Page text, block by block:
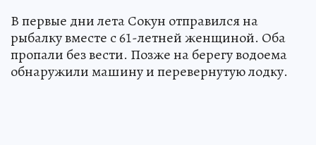
В первые дни лета Сокун отправился на
рыбалку вместе с 61-летней женщиной. Оба
пропали без вести. Позже на берегу водоема
обнаружили машину и перевернутую лодку.